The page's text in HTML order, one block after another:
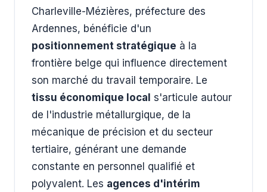
Charleville-Mézières, préfecture des
Ardennes, bénéficie d'un
positionnement stratégique à la
frontière belge qui influence directement
son marché du travail temporaire. Le
tissu économique local s'articule autour
de l'industrie métallurgique, de la
mécanique de précision et du secteur
tertiaire, générant une demande
constante en personnel qualifié et
polyvalent. Les agences d'intérim